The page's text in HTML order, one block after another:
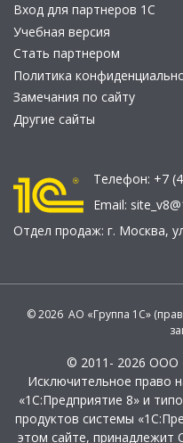
Вход для партнеров 1С
Учебная версия
Стать партнером
Политика
Замечания по сайту
Другие сайты
Телефон: +7
Email:
Отдел продаж: г. Москва,
© 2026 АО «Группа 1С»
© 2011- 2026 ООО
Исключительное право
«1С:Предприятие 8» и
продуктов системы
этом сайте,